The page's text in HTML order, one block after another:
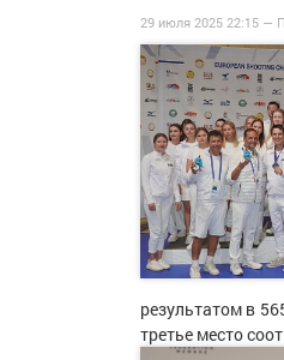
29 июля 2025 22:15 —
результатом в
третье место